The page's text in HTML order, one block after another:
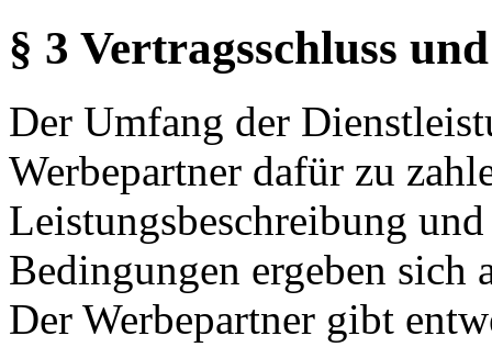
§ 3 Vertragsschluss
Der Umfang der
Werbepartner dafür zu
Leistungsbeschreibung
Bedingungen ergeben sich
Der Werbepartner gibt